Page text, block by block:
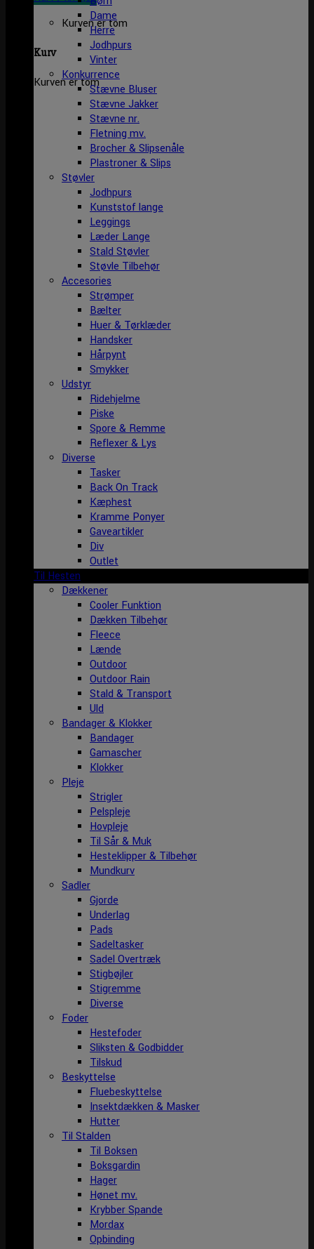
Kurven er tom
Kurv
Kurven er tom
Dame
Herre
Jodhpurs
Vinter
Konkurrence
Stævne Bluser
Stævne Jakker
Stævne nr.
Fletning mv.
Brocher & Slipsenåle
Plastroner & Slips
Støvler
Jodhpurs
Kunststof lange
Leggings
Læder Lange
Stald Støvler
Støvle Tilbehør
Accesories
Strømper
Bælter
Huer & Tørklæder
Handsker
Hårpynt
Smykker
Udstyr
Ridehjelme
Piske
Spore & Remme
Reflexer & Lys
Diverse
Tasker
Back On Track
Kæphest
Kramme Ponyer
Gaveartikler
Div
Outlet
Til Hesten
Dækkener
Cooler Funktion
Dækken Tilbehør
Fleece
Lænde
Outdoor
Outdoor Rain
Stald & Transport
Uld
Bandager & Klokker
Bandager
Gamascher
Klokker
Pleje
Strigler
Pelspleje
Hovpleje
Til Sår & Muk
Hesteklipper & Tilbehør
Mundkurv
Sadler
Gjorde
Underlag
Pads
Sadeltasker
Sadel Overtræk
Stigbøjler
Stigremme
Diverse
Foder
Hestefoder
Sliksten & Godbidder
Tilskud
Beskyttelse
Fluebeskyttelse
Insektdækken & Masker
Hutter
Til Stalden
Til Boksen
Boksgardin
Hager
Hønet mv.
Krybber Spande
Mordax
Opbinding